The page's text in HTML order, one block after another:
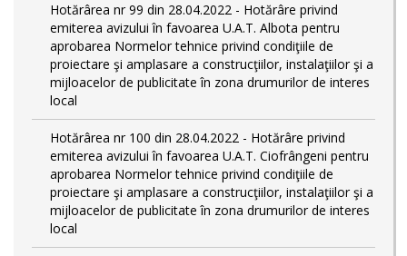
Hotărârea nr 99 din 28.04.2022 - Hotărâre privind
emiterea avizului în favoarea U.A.T. Albota pentru
aprobarea Normelor tehnice privind condiţiile de
proiectare şi amplasare a construcţiilor, instalaţiilor şi a
mijloacelor de publicitate în zona drumurilor de interes
local
Hotărârea nr 100 din 28.04.2022 - Hotărâre privind
emiterea avizului în favoarea U.A.T. Ciofrângeni pentru
aprobarea Normelor tehnice privind condiţiile de
proiectare şi amplasare a construcţiilor, instalaţiilor şi a
mijloacelor de publicitate în zona drumurilor de interes
local